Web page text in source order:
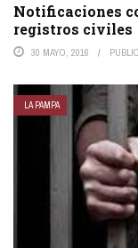
Notificaciones
registros civiles
30 MAYO, 2016
LA PAMPA